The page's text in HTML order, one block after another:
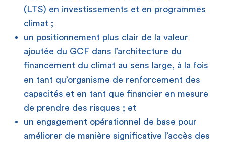
(LTS) en investissements et en programmes
climat ;
un positionnement plus clair de la valeur
ajoutée du GCF dans l’architecture du
financement du climat au sens large, à la fois
en tant qu’organisme de renforcement des
capacités et en tant que financier en mesure
de prendre des risques ; et
un engagement opérationnel de base pour
améliorer de manière significative l’accès des